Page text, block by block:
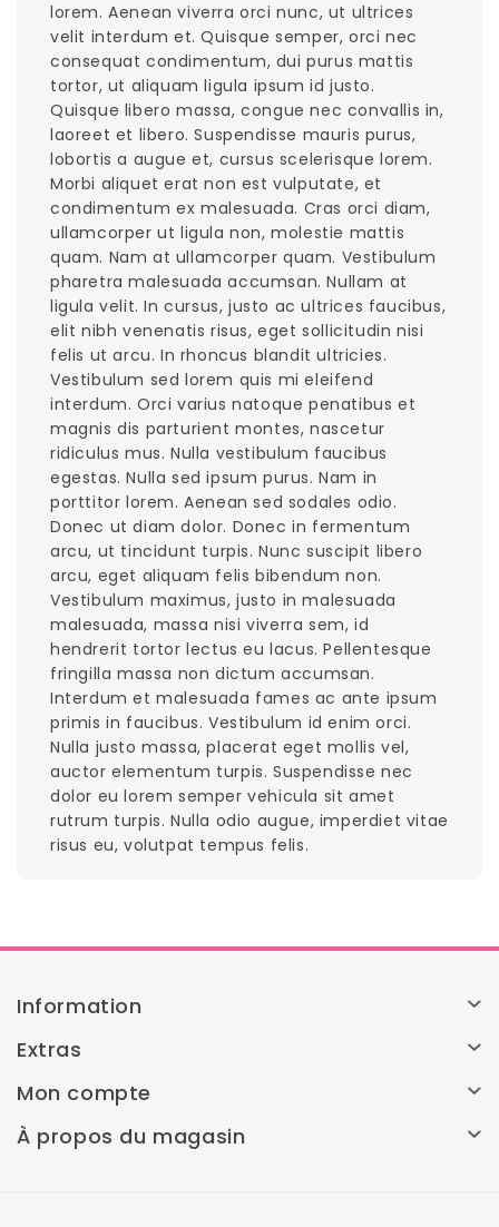
lorem. Aenean viverra orci nunc, ut ultrices
velit interdum et. Quisque semper, orci nec
consequat condimentum, dui purus mattis
tortor, ut aliquam ligula ipsum id justo.
Quisque libero massa, congue nec convallis in,
laoreet et libero. Suspendisse mauris purus,
lobortis a augue et, cursus scelerisque lorem.
Morbi aliquet erat non est vulputate, et
condimentum ex malesuada. Cras orci diam,
ullamcorper ut ligula non, molestie mattis
quam. Nam at ullamcorper quam. Vestibulum
pharetra malesuada accumsan. Nullam at
ligula velit. In cursus, justo ac ultrices faucibus,
elit nibh venenatis risus, eget sollicitudin nisi
felis ut arcu. In rhoncus blandit ultricies.
Vestibulum sed lorem quis mi eleifend
interdum. Orci varius natoque penatibus et
magnis dis parturient montes, nascetur
ridiculus mus. Nulla vestibulum faucibus
egestas. Nulla sed ipsum purus. Nam in
porttitor lorem. Aenean sed sodales odio.
Donec ut diam dolor. Donec in fermentum
arcu, ut tincidunt turpis. Nunc suscipit libero
arcu, eget aliquam felis bibendum non.
Vestibulum maximus, justo in malesuada
malesuada, massa nisi viverra sem, id
hendrerit tortor lectus eu lacus. Pellentesque
fringilla massa non dictum accumsan.
Interdum et malesuada fames ac ante ipsum
primis in faucibus. Vestibulum id enim orci.
Nulla justo massa, placerat eget mollis vel,
auctor elementum turpis. Suspendisse nec
dolor eu lorem semper vehicula sit amet
rutrum turpis. Nulla odio augue, imperdiet vitae
risus eu, volutpat tempus felis.
Information
Extras
Mon compte
À propos du magasin